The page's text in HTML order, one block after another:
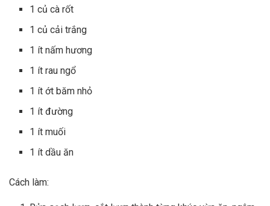
1 củ cà rốt
1 củ cải trắng
1 ít nấm hương
1 ít rau ngổ
1 ít ớt băm nhỏ
1 ít đường
1 ít muối
1 ít dầu ăn
Cách làm: